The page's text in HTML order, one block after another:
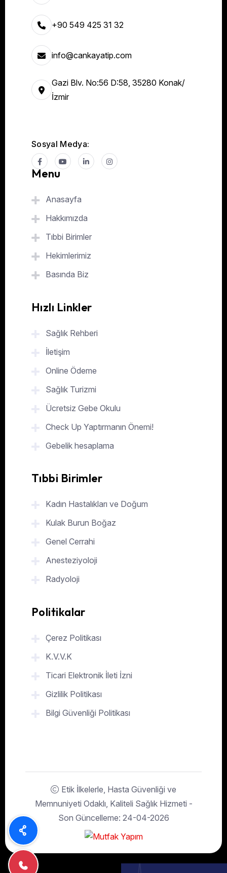
+90 549 425 31 32
info@cankayatip.com
Gazi Blv. No:56 D:58, 35280 Konak/
İzmir
Sosyal Medya:
Menu
Anasayfa
Hakkımızda
Tıbbi Birimler
Hekimlerimiz
Basında Biz
Hızlı Linkler
Sağlık Rehberi
İletişim
Online Ödeme
Sağlık Turizmi
Ücretsiz Gebe Okulu
Check Up Yaptırmanın Önemi!
Gebelik hesaplama
Tıbbi Birimler
Kadın Hastalıkları ve Doğum
Kulak Burun Boğaz
Genel Cerrahi
Anesteziyoloji
Radyoloji
Politikalar
Çerez Politikası
K.V.V.K
Ticari Elektronik İleti İzni
Gizlilik Politikası
Bilgi Güvenliği Politikası
Etik İlkelerle, Hasta Güvenliği ve
Memnuniyeti Odaklı, Kaliteli Sağlık Hizmeti -
Son Güncelleme: 24-04-2026